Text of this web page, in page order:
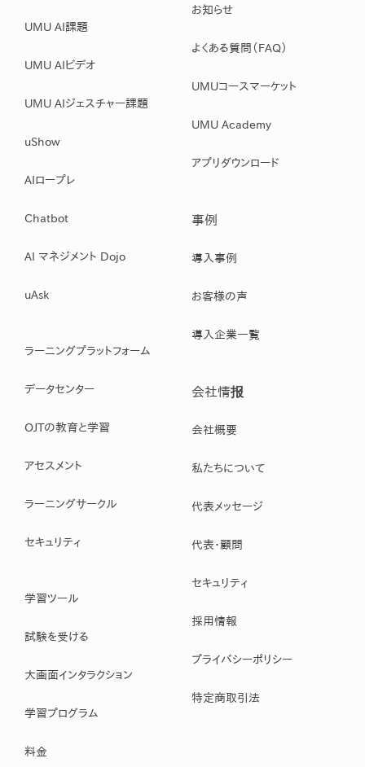
UMU AI課題
UMU AIビデオ
UMU AIジェスチャー課題
uShow
AIロープレ
Chatbot
AI マネジメント Dojo
uAsk
ラーニングプラットフォーム
データセンター
OJTの教育と学習
アセスメント
ラーニングサークル
セキュリティ
学習ツール
試験を受ける
大画面インタラクション
学習プログラム
料金
お知らせ
よくある質問（FAQ）
UMUコースマーケット
UMU Academy
アプリダウンロード
事例
導入事例
お客様の声
導入企業一覧
会社情报
会社概要
私たちについて
代表メッセージ
代表・顧問
セキュリティ
採用情報
プライバシーポリシー
特定商取引法